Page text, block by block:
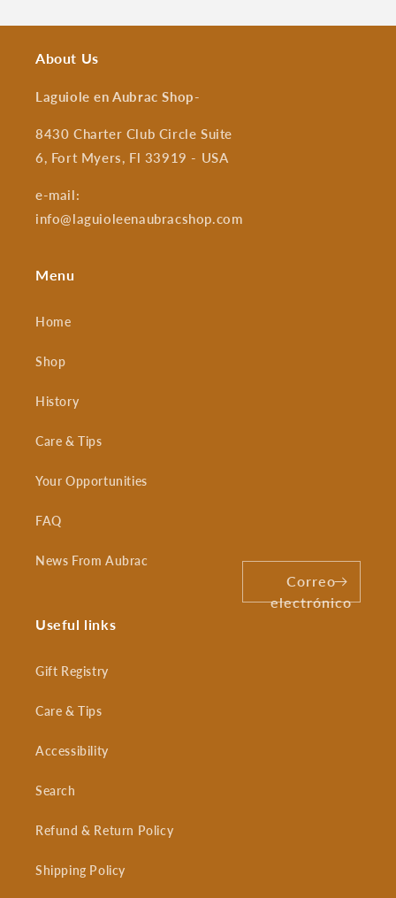
About Us
Laguiole en Aubrac Shop-
8430 Charter Club Circle Suite
6, Fort Myers, Fl 33919 - USA
e-mail:
info@laguioleenaubracshop.com
Menu
Home
Shop
History
Care & Tips
Your Opportunities
FAQ
News From Aubrac
Useful links
Gift Registry
Care & Tips
Accessibility
Search
Refund & Return Policy
Shipping Policy
Correo
electrónico